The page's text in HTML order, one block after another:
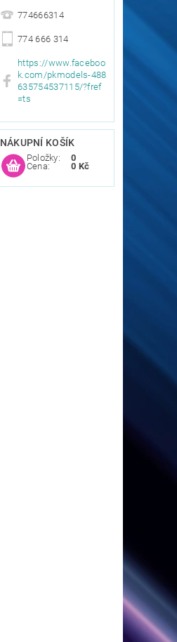
774666314
774 666 314
https://www.faceboo
k.com/pkmodels-488
635754537115/?fref
=ts
NÁKUPNÍ KOŠÍK
Položky:
Cena:
0
0 Kč